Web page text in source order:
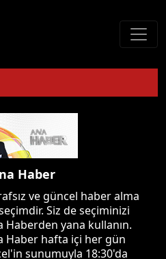
Haber
ve güncel haber alma
Siz de seçiminizi
Haberden yana kullanın.
Haber hafta içi her gün
sunumuyla 18:30'da